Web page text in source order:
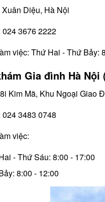
Diệu, Hà Nội
3676 2222
việc: Thứ Hai - Thứ Bảy:
Gia đình Hà
Kim Mã, Khu Ngoại Giao
3483 0748
việc:
- Thứ Sáu: 8:00 - 17:00
8:00 - 12:00